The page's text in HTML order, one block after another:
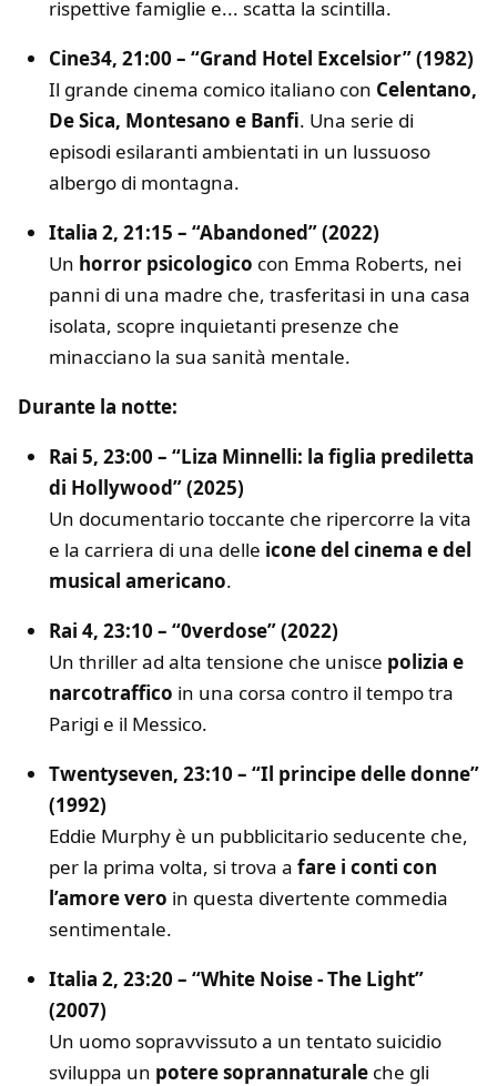
rispettive famiglie e... scatta la scintilla.
Cine34, 21:00 – “Grand Hotel Excelsior” (1982)
Il grande cinema comico italiano con Celentano,
De Sica, Montesano e Banfi. Una serie di
episodi esilaranti ambientati in un lussuoso
albergo di montagna.
Italia 2, 21:15 – “Abandoned” (2022)
Un horror psicologico con Emma Roberts, nei
panni di una madre che, trasferitasi in una casa
isolata, scopre inquietanti presenze che
minacciano la sua sanità mentale.
Durante la notte:
Rai 5, 23:00 – “Liza Minnelli: la figlia prediletta
di Hollywood” (2025)
Un documentario toccante che ripercorre la vita
e la carriera di una delle icone del cinema e del
musical americano.
Rai 4, 23:10 – “0verdose” (2022)
Un thriller ad alta tensione che unisce polizia e
narcotraffico in una corsa contro il tempo tra
Parigi e il Messico.
Twentyseven, 23:10 – “Il principe delle donne”
(1992)
Eddie Murphy è un pubblicitario seducente che,
per la prima volta, si trova a fare i conti con
l’amore vero in questa divertente commedia
sentimentale.
Italia 2, 23:20 – “White Noise - The Light”
(2007)
Un uomo sopravvissuto a un tentato suicidio
sviluppa un potere soprannaturale che gli